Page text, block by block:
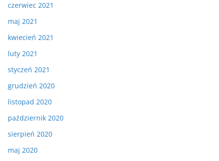
czerwiec 2021
maj 2021
kwiecień 2021
luty 2021
styczeń 2021
grudzień 2020
listopad 2020
październik 2020
sierpień 2020
maj 2020